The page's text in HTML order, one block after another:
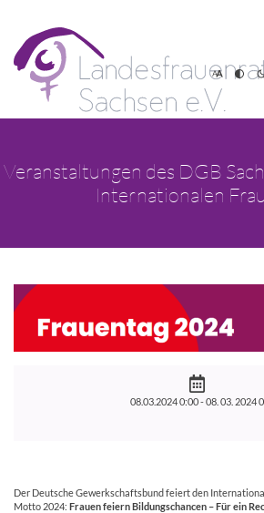
Veranstaltungen des DGB
Internationalen
08.03.2024 0:00 -08. 03. 2024
Der Deutsche Gewerkschaftsbund feiert den
Motto 2024: Frauen feiern Bildungschancen – Für ein